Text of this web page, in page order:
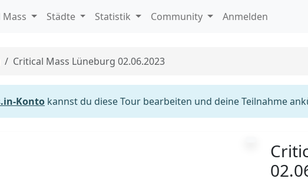
Mass Städte Statistik Community Anmelden
Critical Mass Lüneburg 02.06.2023
Konto kannst du diese Tour bearbeiten und deine Teilnahme